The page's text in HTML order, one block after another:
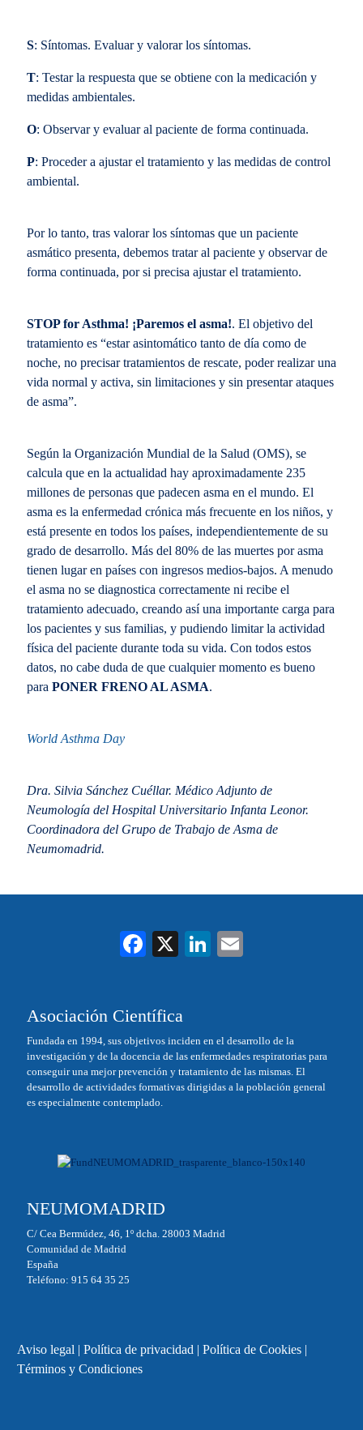
S: Síntomas. Evaluar y valorar los síntomas.
T: Testar la respuesta que se obtiene con la medicación y
medidas ambientales.
O: Observar y evaluar al paciente de forma continuada.
P: Proceder a ajustar el tratamiento y las medidas de control
ambiental.
Por lo tanto, tras valorar los síntomas que un paciente
asmático presenta, debemos tratar al paciente y observar de
forma continuada, por si precisa ajustar el tratamiento.
STOP for Asthma! ¡Paremos el asma!. El objetivo del
tratamiento es “estar asintomático tanto de día como de
noche, no precisar tratamientos de rescate, poder realizar una
vida normal y activa, sin limitaciones y sin presentar ataques
de asma”.
Según la Organización Mundial de la Salud (OMS), se
calcula que en la actualidad hay aproximadamente 235
millones de personas que padecen asma en el mundo. El
asma es la enfermedad crónica más frecuente en los niños, y
está presente en todos los países, independientemente de su
grado de desarrollo. Más del 80% de las muertes por asma
tienen lugar en países con ingresos medios-bajos. A menudo
el asma no se diagnostica correctamente ni recibe el
tratamiento adecuado, creando así una importante carga para
los pacientes y sus familias, y pudiendo limitar la actividad
física del paciente durante toda su vida. Con todos estos
datos, no cabe duda de que cualquier momento es bueno
para PONER FRENO AL ASMA.
World Asthma Day
Dra. Silvia Sánchez Cuéllar. Médico Adjunto de
Neumología del Hospital Universitario Infanta Leonor.
Coordinadora del Grupo de Trabajo de Asma de
Neumomadrid.
Fa
ok
X
Li
Asociación Científica
Fundada en 1994, sus objetivos inciden en el desarrollo de la
investigación y de la docencia de las enfermedades respiratorias para
conseguir una mejor prevención y tratamiento de las mismas. El
desarrollo de actividades formativas dirigidas a la población general
es especialmente contemplado.
NEUMOMADRID
C/ Cea Bermúdez, 46, 1º dcha. 28003 Madrid
Comunidad de Madrid
España
Teléfono: 915 64 35 25
Aviso legal | Política de privacidad | Política de Cookies|
Términos y Condiciones